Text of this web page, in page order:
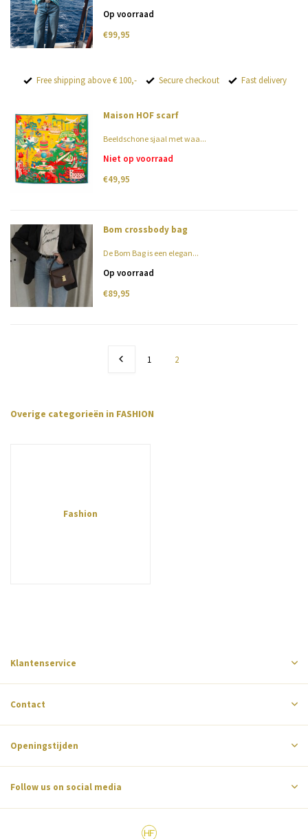
Op voorraad
€99,95
Free shipping above € 100,- Secure checkout Fast delivery
Maison HOF scarf
Beeldschone sjaal met waa...
Niet op voorraad
€49,95
Bom crossbody bag
De Bom Bag is een elegan...
Op voorraad
€89,95
1 2
Overige categorieën in FASHION
Fashion
Klantenservice
Contact
Openingstijden
Follow us on social media